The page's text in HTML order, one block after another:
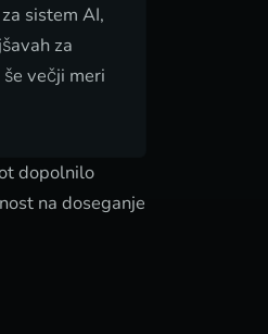
sistem AI,
za
večji meri
dopolnilo
na doseganje